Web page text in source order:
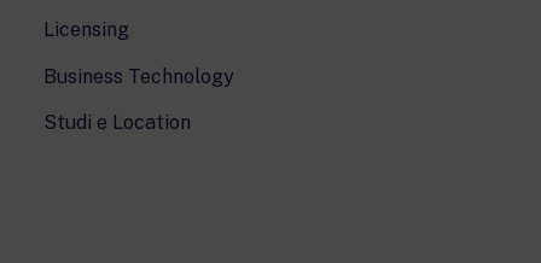
Licensing
Business Technology
Studi e Location